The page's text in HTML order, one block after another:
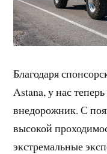
Благодаря
Astana, у нас
внедорожник. С
высокой
экстремальные